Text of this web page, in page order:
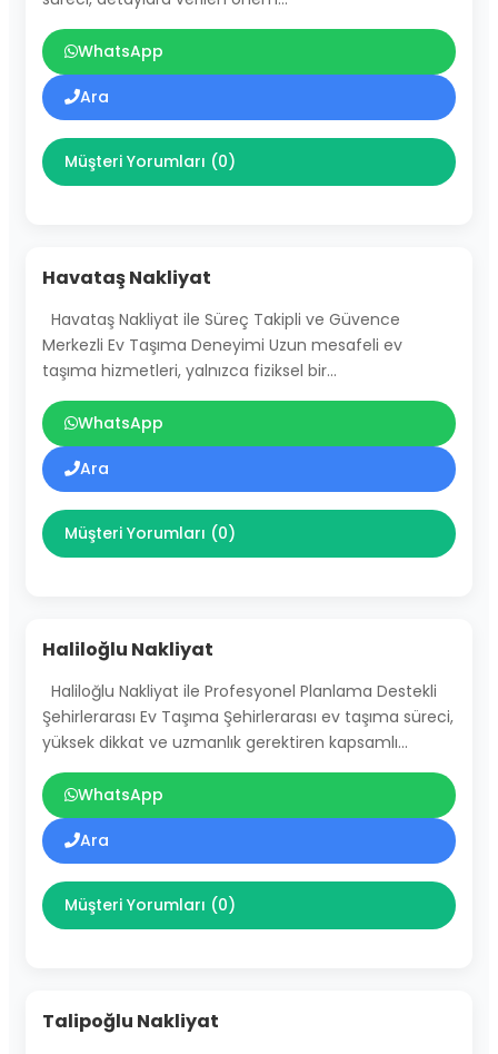
WhatsApp
Ara
Müşteri Yorumları (0)
Havataş Nakliyat
Havataş Nakliyat ile Süreç Takipli ve Güvence
Merkezli Ev Taşıma Deneyimi Uzun mesafeli ev
taşıma hizmetleri, yalnızca fiziksel bir…
WhatsApp
Ara
Müşteri Yorumları (0)
Haliloğlu Nakliyat
Haliloğlu Nakliyat ile Profesyonel Planlama Destekli
Şehirlerarası Ev Taşıma Şehirlerarası ev taşıma süreci,
yüksek dikkat ve uzmanlık gerektiren kapsamlı…
WhatsApp
Ara
Müşteri Yorumları (0)
Talipoğlu Nakliyat